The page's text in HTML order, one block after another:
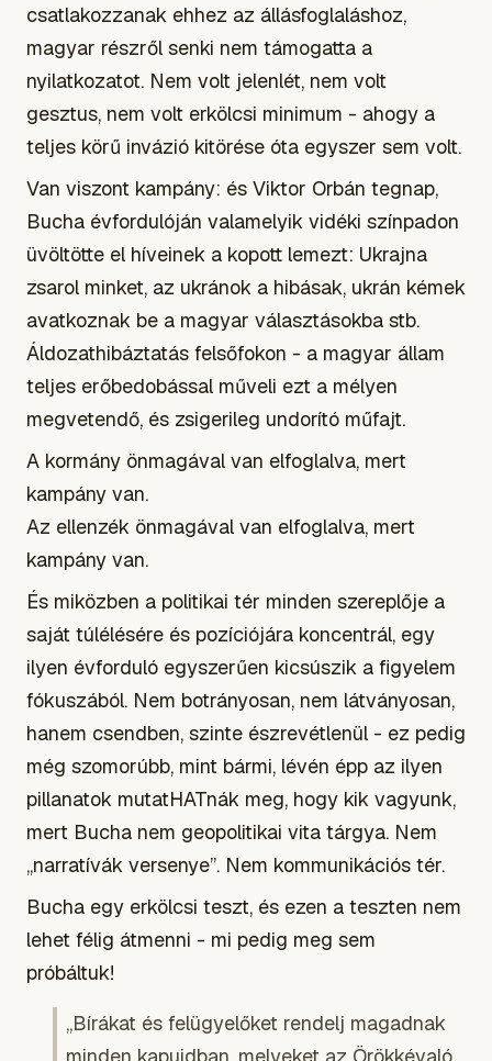
csatlakozzanak ehhez az állásfoglaláshoz,
magyar részről senki nem támogatta a
nyilatkozatot. Nem volt jelenlét, nem volt
gesztus, nem volt erkölcsi minimum - ahogy a
teljes körű invázió kitörése óta egyszer sem volt.
Van viszont kampány: és Viktor Orbán tegnap,
Bucha évfordulóján valamelyik vidéki színpadon
üvöltötte el híveinek a kopott lemezt: Ukrajna
zsarol minket, az ukránok a hibásak, ukrán kémek
avatkoznak be a magyar választásokba stb.
Áldozathibáztatás felsőfokon - a magyar állam
teljes erőbedobással műveli ezt a mélyen
megvetendő, és zsigerileg undorító műfajt.
A kormány önmagával van elfoglalva, mert
kampány van.
Az ellenzék önmagával van elfoglalva, mert
kampány van.
És miközben a politikai tér minden szereplője a
saját túlélésére és pozíciójára koncentrál, egy
ilyen évforduló egyszerűen kicsúszik a figyelem
fókuszából. Nem botrányosan, nem látványosan,
hanem csendben, szinte észrevétlenül - ez pedig
még szomorúbb, mint bármi, lévén épp az ilyen
pillanatok mutatHATnák meg, hogy kik vagyunk,
mert Bucha nem geopolitikai vita tárgya. Nem
„narratívák versenye”. Nem kommunikációs tér.
Bucha egy erkölcsi teszt, és ezen a teszten nem
lehet félig átmenni - mi pedig meg sem
próbáltuk!
„Bírákat és felügyelőket rendelj magadnak
minden kapuidban, melyeket az Örökkévaló,